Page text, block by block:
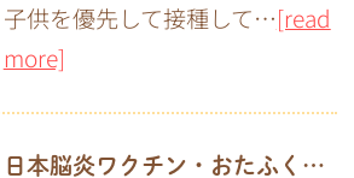
子供を優先して接種して…[read
more]
日本脳炎ワクチン・おたふくかぜワクチンについて